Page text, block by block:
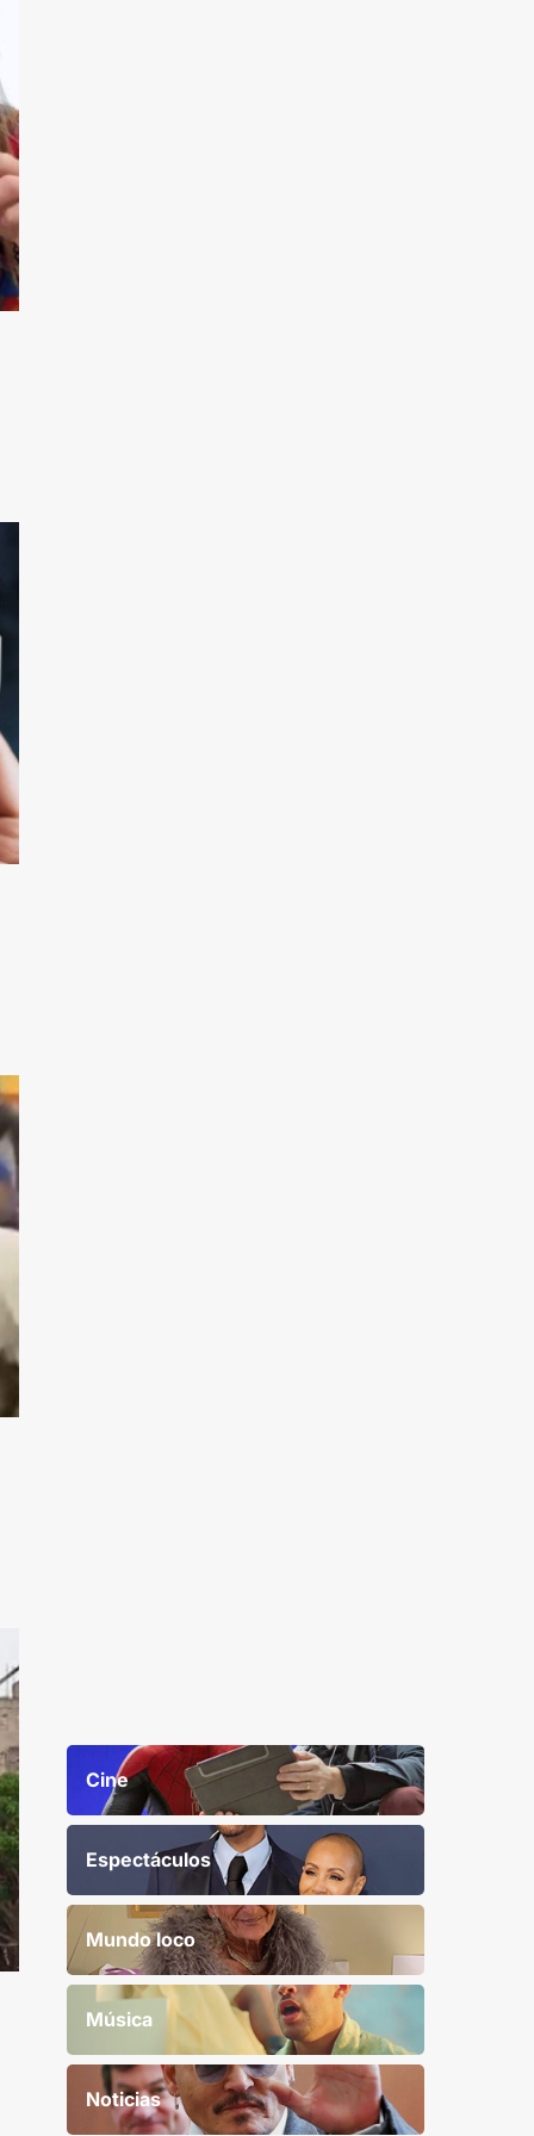
Cine
Espectáculos
Mundo loco
Música
Noticias